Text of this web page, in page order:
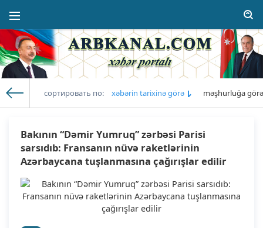
сортировать по: xəbərin tarixinə görə məşhurluğa
Bakının “Dəmir Yumruq” zərbəsi Parisi
sarsıdıb: Fransanın nüvə raketlərinin
Azərbaycana tuşlanmasına çağırışlar edilir